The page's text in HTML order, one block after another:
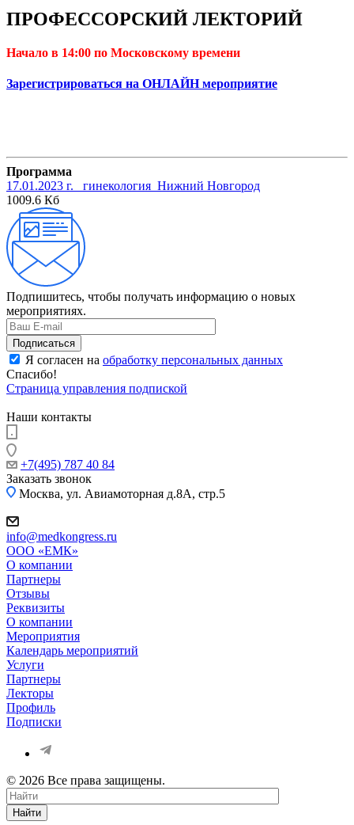
ПРОФЕССОРСКИЙ ЛЕКТОРИЙ
Начало в 14:00 по Московскому времени
Зарегистрироваться на ОНЛАЙН мероприятие
Программа
17.01.2023 г. _гинекология_Нижний Новгород
1009.6 Кб
Подпишитесь, чтобы получать информацию о новых
мероприятиях.
Я согласен на обработку персональных данных
Спасибо!
Страница управления подпиской
Наши контакты
+7(495) 787 40 84
Заказать звонок
Москва, ул. Авиамоторная д.8А, стр.5
info@medkongress.ru
OOO «ЕМК»
О компании
Партнеры
Отзывы
Реквизиты
О компании
Мероприятия
Календарь мероприятий
Услуги
Партнеры
Лекторы
Профиль
Подписки
© 2026 Все права защищены.
Найти